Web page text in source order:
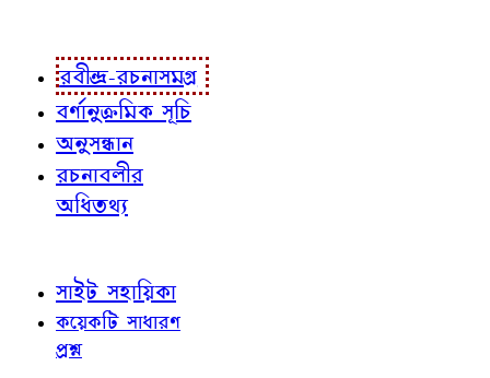
রবীন্দ্র-রচনাসমগ্র
বর্ণানুক্রমিক সূচি
অনুসন্ধান
রচনাবলীর
অধিতথ্য
সাইট সহায়িকা
কয়েকটি সাধারণ
প্রশ্ন